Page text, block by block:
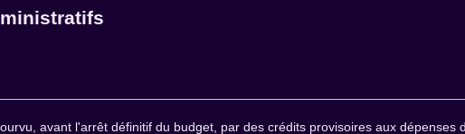
avant l'arrêt définitif du budget, par des crédits provisoires aux